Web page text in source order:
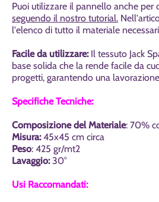
Puoi utilizzare il pannello anche per
seguendo il nostro tutorial.
l'elenco di tutto il materiale
Facile da utilizzare: Il tessuto Jack
base solida che la rende facile da
progetti, garantendo una
Specifiche Tecniche:
Composizione del Materiale: 70%
Misura: 45x45 cm circa
Peso: 425 gr/mt2
Lavaggio:30°
Usi Raccomandati: